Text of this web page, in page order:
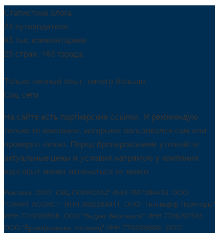
Статистика блога
23 путеводителя
63 тыс комментариев
29 стран, 163 города
-
Только личный опыт, ничего больше.
Соц сети
На сайте есть партнёрские ссылки. Я рекомендую
только те компании, которыми пользовался сам или
проверил лично. Перед бронированием уточняйте
актуальные цены и условия напрямую у компании,
ваш опыт может отличаться от моего.
Реклама. ООО "СВЦ ПОЛИС812" ИНН 7807384453. ООО
"СМАРТ АССИСТ" ИНН 3662294911. ООО "Тинькофф Партнеры"
ИНН 7743369908. ООО "Яндекс Вертикали" ИНН 7736207543.
ООО "Бронирование гостиниц" ИНН 7703389880. ООО